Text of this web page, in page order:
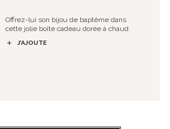
Offrez-lui son bijou de baptême dans
cette jolie boîte cadeau dorée à chaud
J’AJOUTE